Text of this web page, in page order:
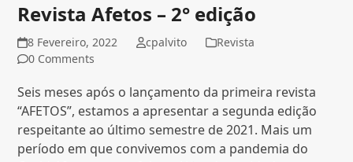
Revista Afetos – 2° edição
8 Fevereiro, 2022 cpalvito
Revista
0 Comments
Seis meses após o lançamento da primeira revista
“AFETOS”, estamos a apresentar a segunda edição
respeitante ao último semestre de 2021. Mais um
período em que convivemos com a pandemia do